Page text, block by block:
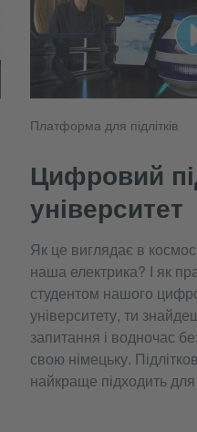
Платформа для підлітків
Цифровий
університет
Як це виглядає в
наша електрика? І як
студентом нашого
університету, ти
запитання і водночас
свою німецьку.
найкраще підходить